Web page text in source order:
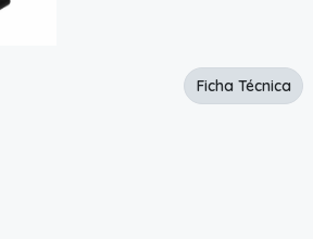
Ficha Técnica